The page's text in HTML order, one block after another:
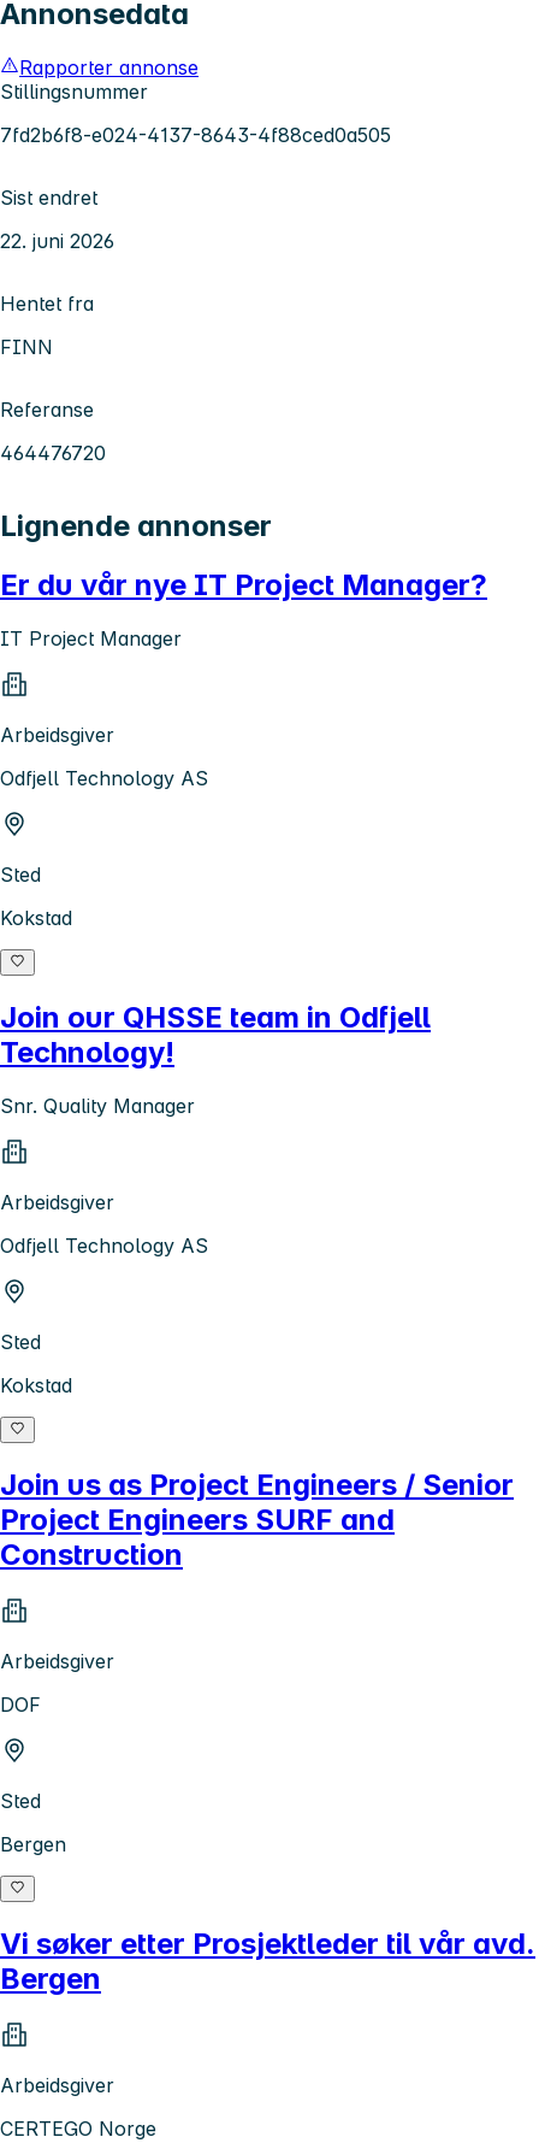
Annonsedata
Rapporter annonse
Stillingsnummer
7fd2b6f8-e024-4137-8643-4f88ced0a505
Sist endret
22. juni 2026
Hentet fra
FINN
Referanse
464476720
Lignende annonser
Er du vår nye IT Project Manager?
IT Project Manager
Arbeidsgiver
Odfjell Technology AS
Sted
Kokstad
Join our QHSSE team in Odfjell
Technology!
Snr. Quality Manager
Arbeidsgiver
Odfjell Technology AS
Sted
Kokstad
Join us as Project Engineers / Senior
Project Engineers SURF and
Construction
Arbeidsgiver
DOF
Sted
Bergen
Vi søker etter Prosjektleder til vår avd.
Bergen
Arbeidsgiver
CERTEGO Norge